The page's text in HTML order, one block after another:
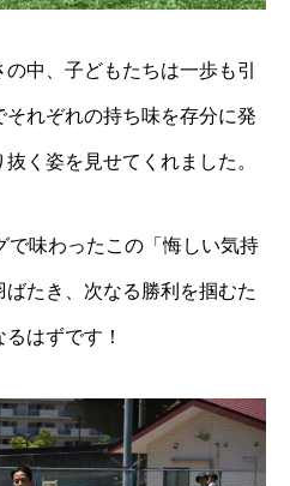
中、子どもたちは一歩も引
それぞれの持ち味を存分に発
く姿を見せてくれました。
で味わったこの「悔しい気持
たき、次なる勝利を掴むた
はずです！